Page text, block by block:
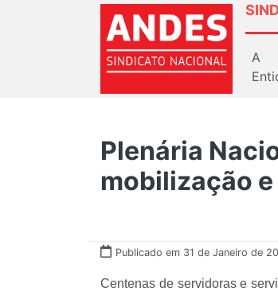
A
Plenária
mobilização
Publicado em 31 de Janeiro de
Centenas de servidoras e